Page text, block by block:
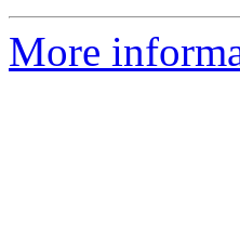
More